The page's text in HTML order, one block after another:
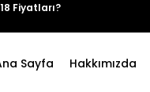
Fiyatları?
Sayfa Hakkımızda